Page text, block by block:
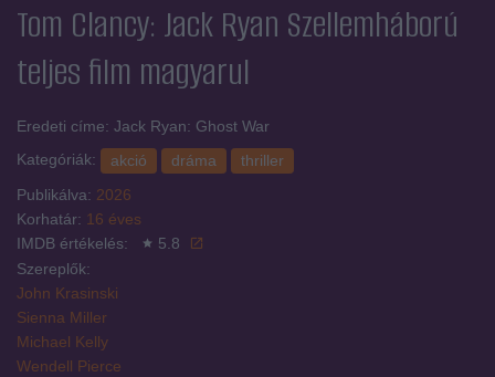
Tom Clancy: Jack Ryan Szellemháború
teljes film magyarul
Eredeti címe: Jack Ryan: Ghost War
Kategóriák:
akció dráma
thriller
Publikálva: 2026
Korhatár: 16 éves
IMDB értékelés:
5.8
Szereplők:
John Krasinski
Sienna Miller
Michael Kelly
Wendell Pierce